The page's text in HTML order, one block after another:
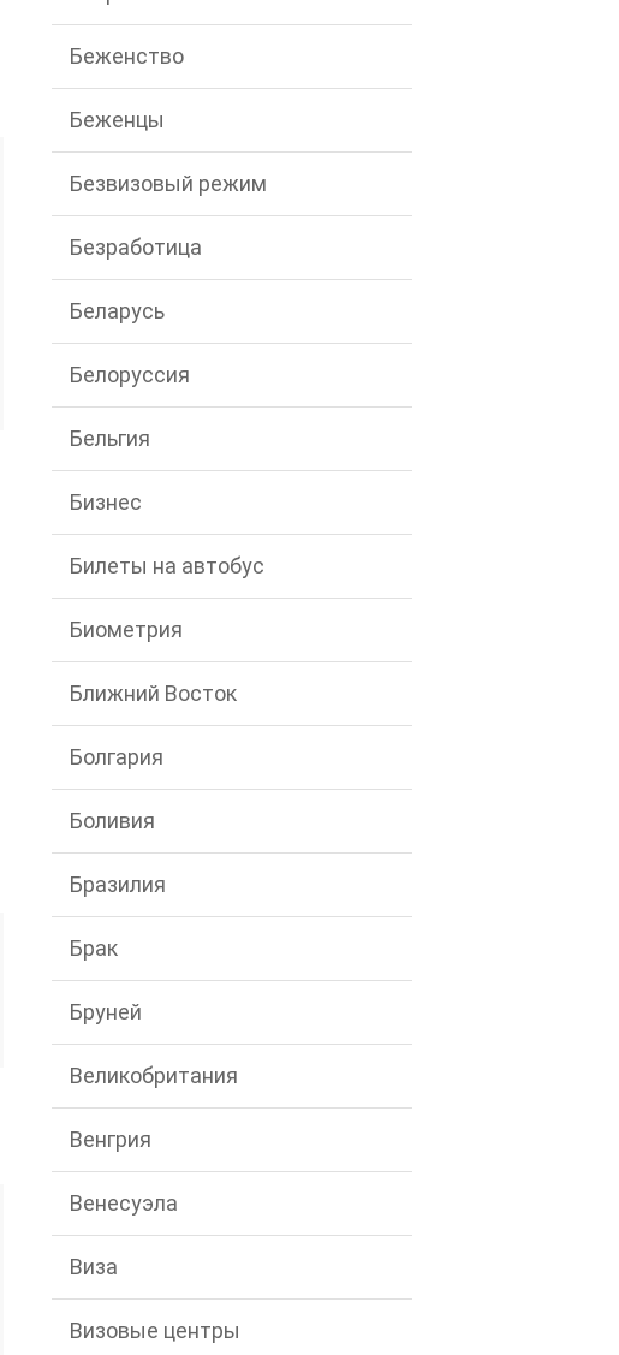
Беженство
Беженцы
Безвизовый режим
Безработица
Беларусь
Белоруссия
Бельгия
Бизнес
Билеты на автобус
Биометрия
Ближний Восток
Болгария
Боливия
Бразилия
Брак
Бруней
Великобритания
Венгрия
Венесуэла
Виза
Визовые центры